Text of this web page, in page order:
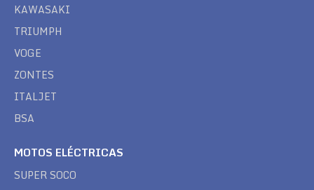
KAWASAKI
TRIUMPH
VOGE
ZONTES
ITALJET
BSA
MOTOS ELÉCTRICAS
SUPER SOCO